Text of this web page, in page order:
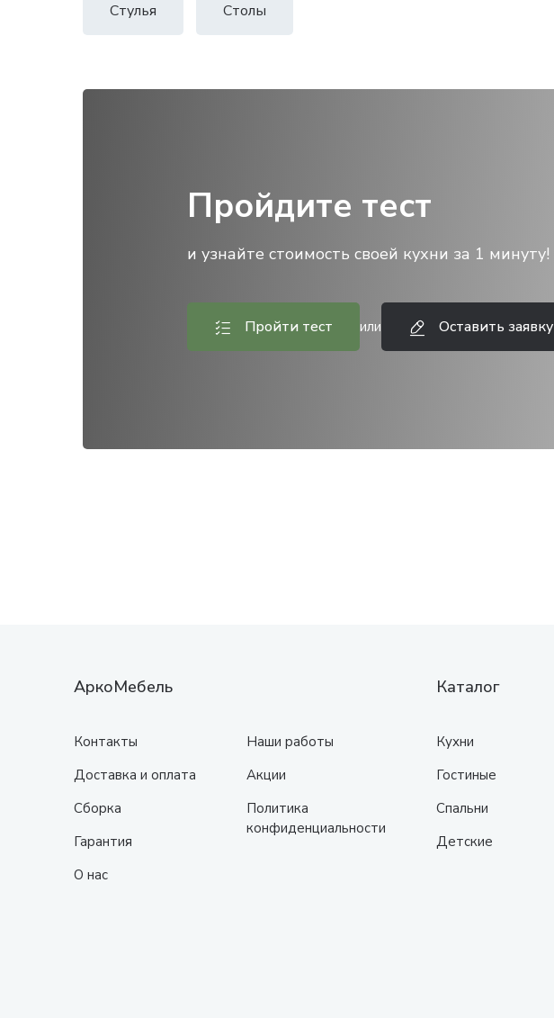
Стулья Столы
Пройдите тест
и узнайте стоимость своей кухни за 1 минуту!
Пройти тест или Оставить заявку
АркоМебель
Контакты
Доставка и оплата
Сборка
Гарантия
О нас
Наши работы
Акции
Политика
конфиденциальности
Каталог
Кухни
Гостиные
Спальни
Детские